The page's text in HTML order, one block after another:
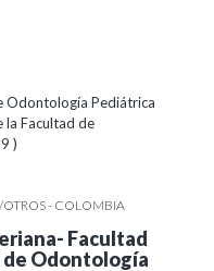
Odontología Pediátrica
la Facultad de
)
OTROS - COLOMBIA
Facultad
Odontología